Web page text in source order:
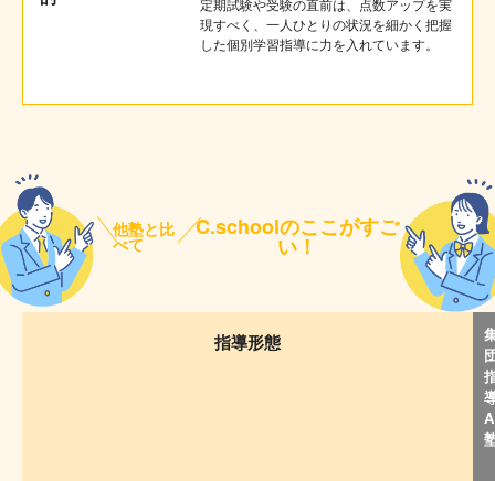
定期試験や受験の直前は、点数アップを実
現すべく、一人ひとりの状況を細かく把握
した個別学習指導に力を入れています。
他塾と比
べて
C.schoolのここがすご
い！
指導形態
A